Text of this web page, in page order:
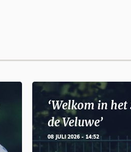
‘Welkom in het
de Veluwe’
08 JULI 2026 - 14:52